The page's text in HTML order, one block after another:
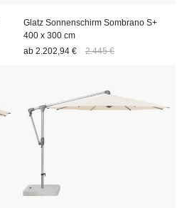
Glatz Sonnenschirm Sombrano S+
400 x 300 cm
ab 2.202,94 € 2.445 €